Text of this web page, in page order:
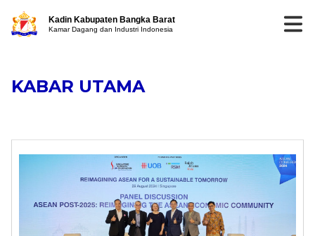
Kadin Kabupaten Bangka Barat
Kamar Dagang dan Industri Indonesia
KABAR UTAMA